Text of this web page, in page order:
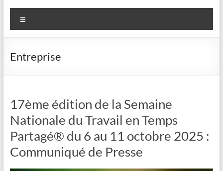
Associations
du Travail en
Temps
Partagé
Entreprise
17ème édition de la Semaine
Nationale du Travail en Temps
Partagé® du 6 au 11 octobre 2025 :
Communiqué de Presse